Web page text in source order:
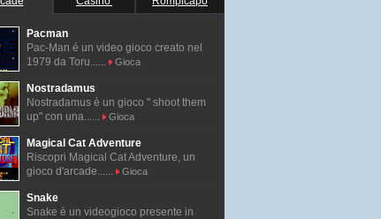
Pacman
Pac-Man é un video gioco creato nel
1979 da Toru......
Gioca
Nostradamus
Nostradamus è un gioco " shoot them
up" con una......
Gioca
Magical Cat Adventure
Riscopri Magical Cat Adventure, un
gioco d'arcade......
Gioca
Snake
Snake è un videogioco presente in